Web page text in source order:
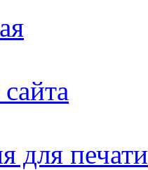
для печати